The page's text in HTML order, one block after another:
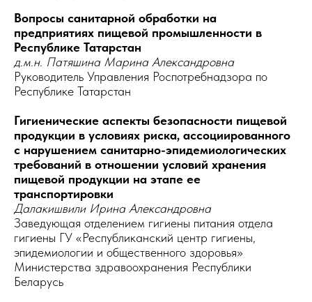
Вопросы санитарной обработки на
предприятиях пищевой промышленности в
Республике Татарстан
д.м.н. Патяшина Марина Александровна
Руководитель Управления Роспотребнадзора по
Республике Татарстан
Гигиенические аспекты безопасности пищевой
продукции в условиях риска, ассоциированного
с нарушением санитарно-эпидемиологических
требований в отношении условий хранения
пищевой продукции на этапе ее
транспортировки
Далакишвили Ирина Александровна
Заведующая отделением гигиены питания отдела
гигиены ГУ «Республиканский центр гигиены,
эпидемиологии и общественного здоровья»
Министерства здравоохранения Республики
Беларусь